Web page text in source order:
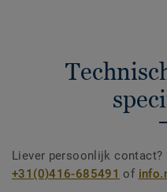
Liever persoonlijk contact?
+31(0)416-685491 of